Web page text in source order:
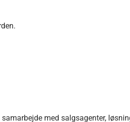
med salgsagenter,